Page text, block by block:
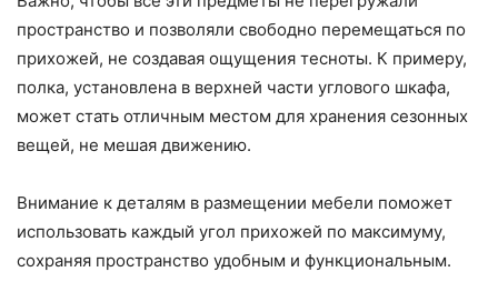
пространство и позволяли свободно перемещаться по
прихожей, не создавая ощущения тесноты. К примеру,
полка, установлена в верхней части углового шкафа,
может стать отличным местом для хранения сезонных
вещей, не мешая движению.
Внимание к деталям в размещении мебели поможет
использовать каждый угол прихожей по максимуму,
сохраняя пространство удобным и функциональным.